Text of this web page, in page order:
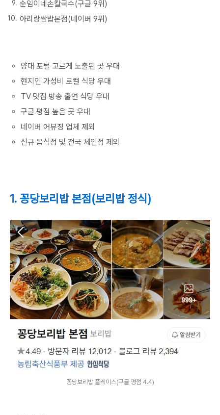
순임이네손칼국수(구글 9위)
아리랑쌈밥본점(네이버 9위)
양대 포털 고르게 노출된 곳 우대
현지인 가성비 로컬 식당 우대
TV 맛집 방송 출연 식당 우대
구글 평점 높은 곳 우대
네이버 어뷰징 업체 제외
신규 음식점 및 전국 체인점 제외
1. 꽁당보리밥 본점(보리밥 정식)
꽁당보리밥 플레이스(구글 평점 4.4)